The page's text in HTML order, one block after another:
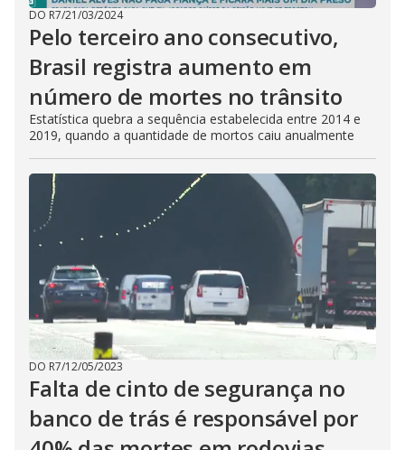
DO R7/21/03/2024
Pelo terceiro ano consecutivo,
Brasil registra aumento em
número de mortes no trânsito
Estatística quebra a sequência estabelecida entre 2014 e
2019, quando a quantidade de mortos caiu anualmente
DO R7/12/05/2023
Falta de cinto de segurança no
banco de trás é responsável por